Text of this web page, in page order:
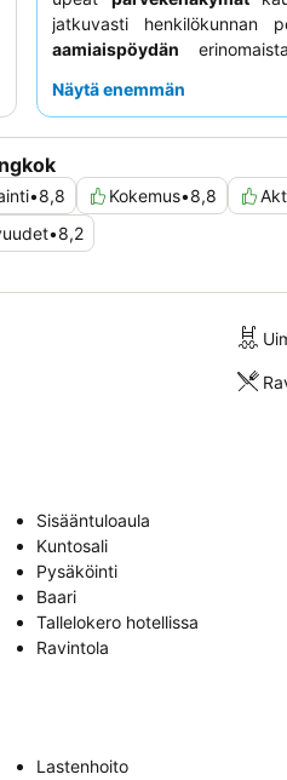
jatkuvasti henkilökunnan
aamiaispöydän
käyttöoikeudella
Näytä enemmän
•8,8 Kokemus•8,8
•8,2
Sisääntuloaula
Kuntosali
Pysäköinti
Baari
Tallelokero hotellissa
Ravintola
Lastenhoito